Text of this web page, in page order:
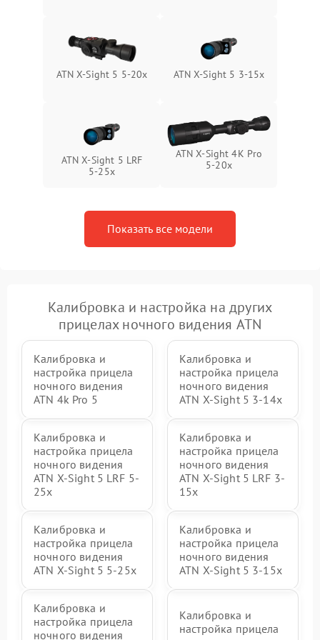
ATN X-Sight 5 5-20x ATN X-Sight 5 3-15x
ATN X-Sight 5 LRF
5-25x
ATN X-Sight 4K Pro
5-20x
Показать все модели
Калибровка и настройка на других
прицелах ночного видения ATN
Калибровка и
настройка прицела
ночного видения
ATN 4k Pro 5
Калибровка и
настройка прицела
ночного видения
ATN X-Sight 5 3-14x
Калибровка и
настройка прицела
ночного видения
ATN X-Sight 5 LRF 5-
25x
Калибровка и
настройка прицела
ночного видения
ATN X-Sight 5 LRF 3-
15x
Калибровка и
настройка прицела
ночного видения
ATN X-Sight 5 5-25x
Калибровка и
настройка прицела
ночного видения
ATN X-Sight 5 3-15x
Калибровка и
настройка прицела
ночного видения
Калибровка и
настройка прицела